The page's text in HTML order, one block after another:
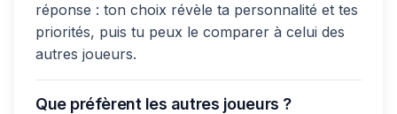
réponse : ton choix révèle ta personnalité et tes
priorités, puis tu peux le comparer à celui des
autres joueurs.
Que préfèrent les autres joueurs ?